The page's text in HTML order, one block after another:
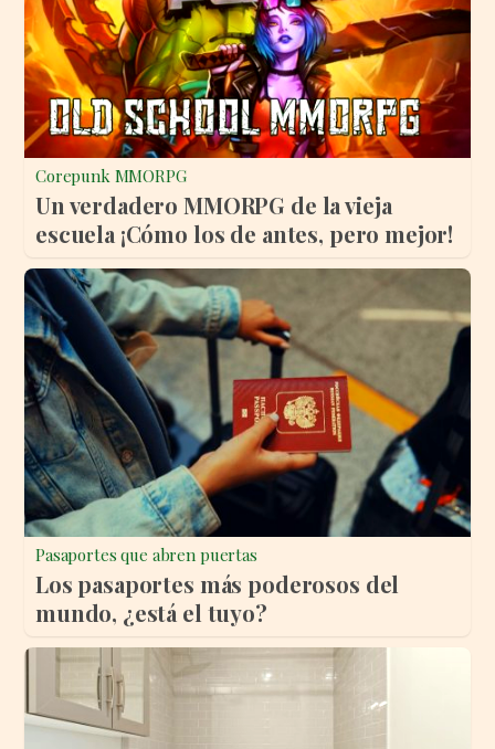
Corepunk MMORPG
Un verdadero MMORPG de la vieja
escuela ¡Cómo los de antes, pero mejor!
Pasaportes que abren puertas
Los pasaportes más poderosos del
mundo, ¿está el tuyo?